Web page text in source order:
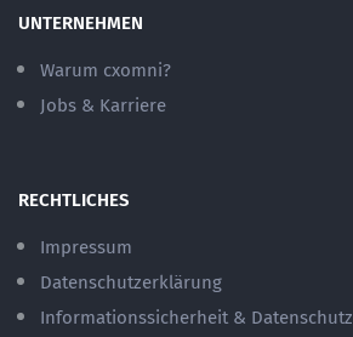
UNTERNEHMEN
Warum cxomni?
Jobs & Karriere
RECHTLICHES
Impressum
Datenschutzerklärung
Informationssicherheit & Datenschutz